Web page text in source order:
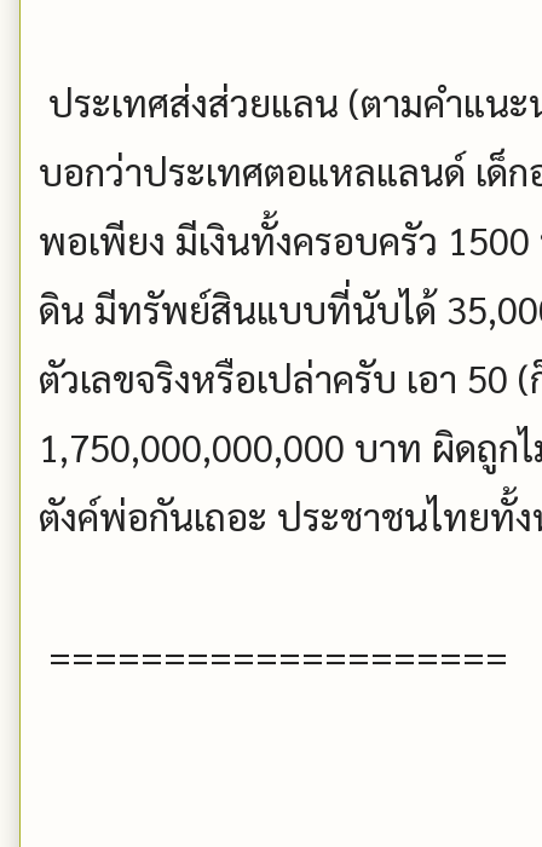
ประเทศส่งส่วยแลน (ตามคำแน
บอกว่าประเทศตอแหลแลนด์ เด็
พอเพียง มีเงินทั้งครอบครัว
ดิน มีทรัพย์สินแบบที่นับได้
ตัวเลขจริงหรือเปล่าครับ เอา 50
1,750,000,000,000 บาท ผิดถูก
ตังค์พ่อกันเถอะ ประชาชนไทยทั้
====================